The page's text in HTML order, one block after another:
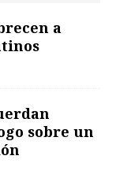
a
sobre un